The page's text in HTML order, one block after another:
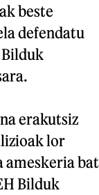
beste
defendatu
Bilduk
erakutsiz
lor
ameskeria bat
Bilduk